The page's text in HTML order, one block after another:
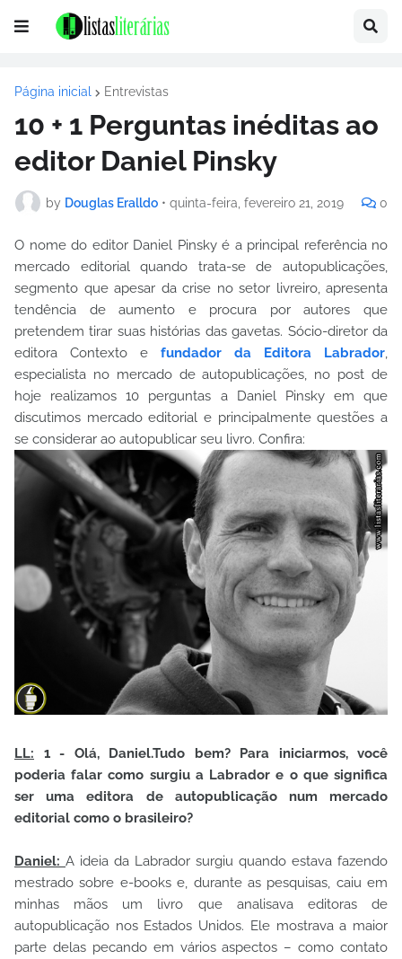
Página inicial Entrevistas
10 + 1 Perguntas inéditas ao
editor Daniel Pinsky
by Douglas Eralldo • quinta-feira, fevereiro 21, 2019 0
O nome do editor Daniel Pinsky é a principal referência no
mercado editorial quando trata-se de autopublicações,
segmento que apesar da crise no setor livreiro, apresenta
tendência de aumento e procura por autores que
pretendem tirar suas histórias das gavetas. Sócio-diretor da
editora Contexto e fundador da Editora Labrador,
especialista no mercado de autopublicações, no post de
hoje realizamos 10 perguntas a Daniel Pinsky em que
discutimos mercado editorial e principalmente questões a
se considerar ao autopublicar seu livro. Confira:
LL: 1 - Olá, Daniel.Tudo bem? Para iniciarmos, você
poderia falar como surgiu a Labrador e o que significa
ser uma editora de autopublicação num mercado
editorial como o brasileiro?
Daniel: A ideia da Labrador surgiu quando estava fazendo
mestrado sobre e-books e, durante as pesquisas, caiu em
minhas mãos um livro que analisava editoras de
autopublicação nos Estados Unidos. Ele mostrava a maior
parte delas pecando em vários aspectos – como contato